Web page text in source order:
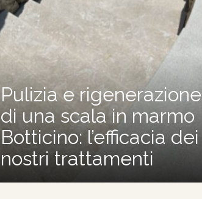
Pulizia e rigenerazione
di una scala in marmo
Botticino: l’efficacia dei
nostri trattamenti